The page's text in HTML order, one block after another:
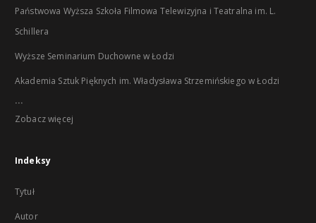
Państwowa Wyższa Szkoła Filmowa Telewizyjna i Teatralna im. L.
Schillera
Wyższe Seminarium Duchowne w Łodzi
Akademia Sztuk Pięknych im. Władysława Strzemińskiego w Łodzi
...
Zobacz więcej
Indeksy
Tytuł
Autor